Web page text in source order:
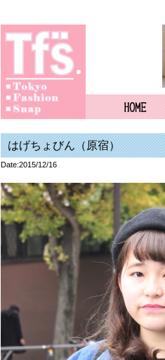
はげちょびん（原宿）
Date:2015/12/16